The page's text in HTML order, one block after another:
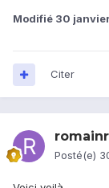
Modifié 30
Citer
Posté(e)